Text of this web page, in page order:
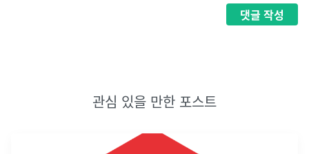
댓글 작성
관심 있을 만한 포스트